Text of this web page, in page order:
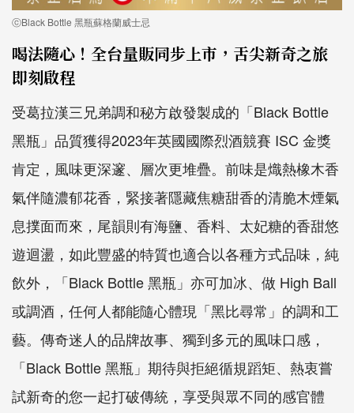
ⓒBlack Bottle 黑瓶蘇格蘭威士忌
喝法隨心！全台量販同步上市，舌尖新奇之旅
即刻啟程
受葛拉漢三兄弟調和秘方啟發製成的「Black Bottle
黑瓶」品質獲得2023年英國國際烈酒競賽 ISC 金獎
肯定，風味更深邃、層次更堆疊。前味是熾熱橡木香
氣伴隨濃郁花香，緊接著隱藏焦糖甜香的清脆木煙氣
息撲面而來，尾韻則有海鹽、香料、太妃糖的香甜悠
遊迴盪，如此豐盛的特質也適合以各種方式品味，純
飲外，「Black Bottle 黑瓶」亦可加冰、做 High Ball
或調酒，任何人都能隨心體現「黑比尋常」的調和工
藝。傳奇迷人的品牌故事、獨到多元的風味口感，
「Black Bottle 黑瓶」期待與拒絕循規蹈矩、熱衷嘗
試新奇的您一起打破傳統，享受與眾不同的感官體